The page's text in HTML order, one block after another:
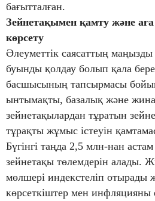
бағытталған.
Зейнетақымен қамту және
көрсету
Әлеуметтік саясаттың маңызды
буынды қолдау болып қала
басшысының тапсырмасы
ынтымақты, базалық және
зейнетақылардан тұратын
тұрақты жұмыс істеуін
Бүгінгі таңда 2,5 млн-нан
зейнетақы төлемдерін алады.
мөлшері индекстеліп отырады
көрсеткіштер мен инфляцияны